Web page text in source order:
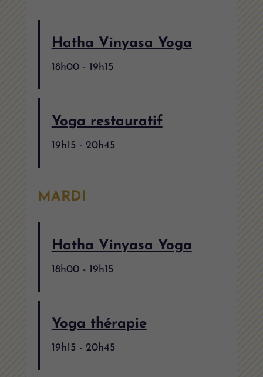
Hatha Vinyasa Yoga
18h00 - 19h15
Yoga restauratif
19h15 - 20h45
MARDI
Hatha Vinyasa Yoga
18h00 - 19h15
Yoga thérapie
19h15 - 20h45